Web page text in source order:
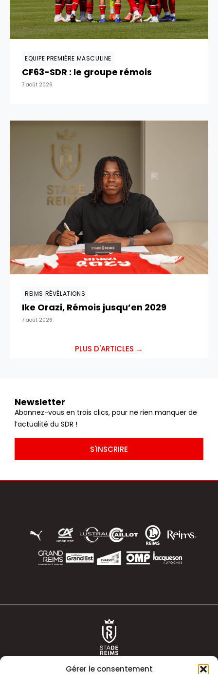
Gérer le consentement
EQUIPE PREMIÈRE MASCULINE
CF63-SDR : le groupe rémois
7 août 2026
REIMS RÉVÉLATIONS
Ike Orazi, Rémois jusqu’en 2029
7 août 2026
PLUS D'ARTICLES →
Newsletter
Abonnez-vous en trois clics, pour ne rien manquer de
l’actualité du SDR !
S'INSCRIRE